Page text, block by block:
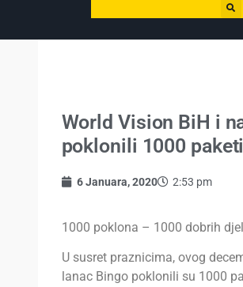
World Vision BiH i
poklonili 1000
6 Januara, 2020 2:53 pm
1000 poklona – 1000 dobrih
U susret praznicima, ovog
lanac Bingo poklonili su 1000